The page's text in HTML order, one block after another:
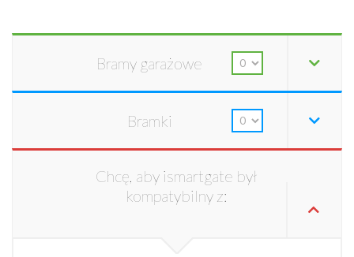
Bramy garażowe
Bramki
Chcę, aby ismartgate był
kompatybilny z: